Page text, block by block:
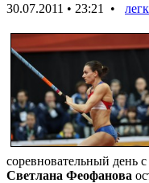
30.07.2011 • 23:21 •
соревновательный день
Светлана Феофанова